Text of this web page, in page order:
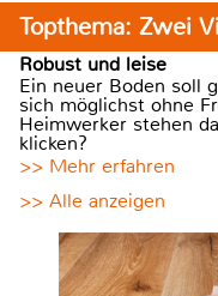
Topthema: Zwei
Robust und leise
Ein neuer Boden soll
sich möglichst ohne
Heimwerker stehen
klicken?
>> Mehr erfahren
>> Alle anzeigen